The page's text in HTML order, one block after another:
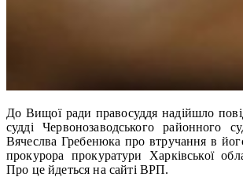
До Вищої ради правосуддя надійшло
судді Червонозаводського районного
Вячеслва Гребенюка про втручання в
прокурора прокуратури Харківської
Про це йдеться на сайті ВРП.